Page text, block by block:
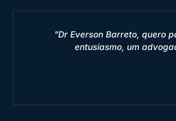
"Fui muito bem recebido pelos